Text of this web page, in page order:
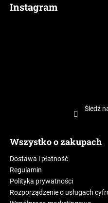
Instagram
Śledź
Wszystko o zakupach
Dostawa i płatność
Regulamin
Polityka prywatności
Rozporządzenie o usługach